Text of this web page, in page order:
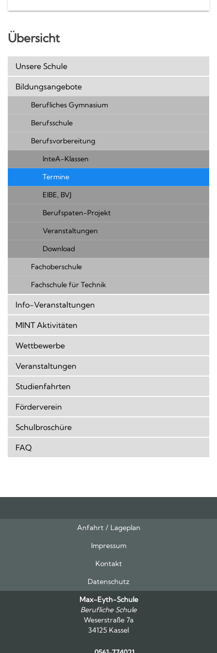
Übersicht
Unsere Schule
Bildungsangebote
Berufliches Gymnasium
Berufsschule
Berufsvorbereitung
InteA-Klassen
Termine
EIBE, BVJ
Berufspaten-Projekt
Veranstaltungen
Download
Fachoberschule
Fachschule für Technik
Info-Veranstaltungen
MINT Aktivitäten
Wettbewerbe
Veranstaltungen
Studienfahrten
Förderverein
Schulbroschüre
FAQ
Anfahrt / Lageplan
Impressum
Kontakt
Datenschutz
Feedsoben
Max-Eyth-Schule
Berufliche Schule
Weserstraße 7a
34125 Kassel